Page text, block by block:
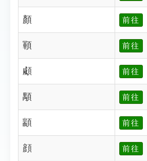
顏 前往
顐 前往
顑 前往
顒 前往
顓 前往
顔 前往